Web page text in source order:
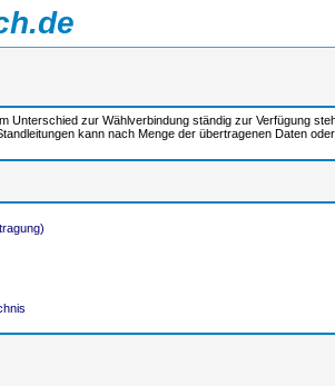
Unterschied zur Wählverbindung ständig zur Verfügung
kann nach Menge der übertragenen Daten